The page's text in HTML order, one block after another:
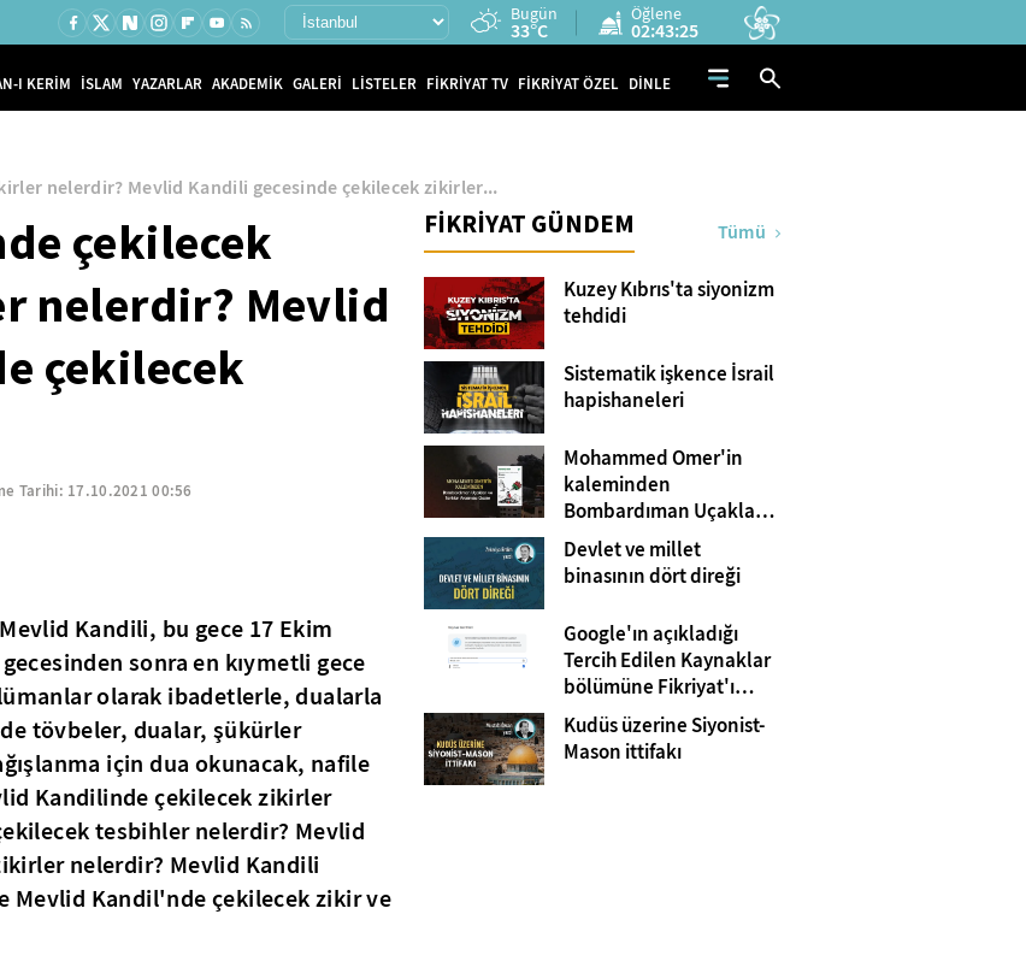
Bugün
33°C
Öğlene
02:43:24
I KERİM İSLAM YAZARLAR AKADEMİK GALERİ LİSTELER FİKRİYAT TV FİKRİYAT ÖZEL DİNLE
nelerdir? Mevlid Kandili gecesinde çekilecek zikirler...
çekilecek
nelerdir? Mevlid
çekilecek
Tarihi: 17.10.2021 00:56
Kandili, bu gece 17 Ekim
sonra en kıymetli gece
olarak ibadetlerle, dualarla
tövbeler, dualar, şükürler
için dua okunacak, nafile
Kandilinde çekilecek zikirler
tesbihler nelerdir? Mevlid
nelerdir? Mevlid Kandili
Mevlid Kandil'nde çekilecek zikir ve
FİKRİYAT GÜNDEM Tümü
Kuzey Kıbrıs'ta siyonizm
tehdidi
Sistematik işkence İsrail
hapishaneleri
Mohammed Omer'in
kaleminden
Bombardıman Uçakları
ve Tanklar Arasında
Gazze
Devlet ve millet
binasının dört direği
Google'ın açıkladığı
Tercih Edilen Kaynaklar
bölümüne Fikriyat'ı
eklemeyi unutmayın!
Kudüs üzerine Siyonist-
Mason ittifakı